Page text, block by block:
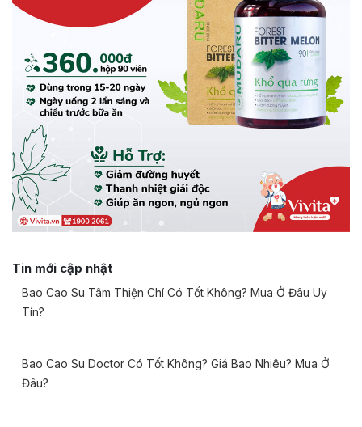
Tin mới cập nhật
Bao Cao Su Tâm Thiện Chí Có Tốt Không? Mua Ở Đâu Uy
Tín?
Bao Cao Su Doctor Có Tốt Không? Giá Bao Nhiêu? Mua Ở
Đâu?